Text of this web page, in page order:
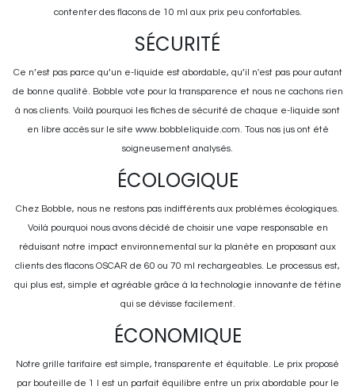
contenter des flacons de 10 ml aux prix peu confortables.
SÉCURITÉ
Ce n’est pas parce qu’un e-liquide est abordable, qu’il n'est pas pour autant
de bonne qualité. Bobble vote pour la transparence et nous ne cachons rien
à nos clients. Voilà pourquoi les fiches de sécurité de chaque e-liquide sont
en libre accès sur le site www.bobbleliquide.com. Tous nos jus ont été
soigneusement analysés.
ÉCOLOGIQUE
Chez Bobble, nous ne restons pas indifférents aux problèmes écologiques.
Voilà pourquoi nous avons décidé de choisir une vape responsable en
réduisant notre impact environnemental sur la planète en proposant aux
clients des flacons OSCAR de 60 ou 70 ml rechargeables. Le processus est,
qui plus est, simple et agréable grâce à la technologie innovante de tétine
qui se dévisse facilement.
ÉCONOMIQUE
Notre grille tarifaire est simple, transparente et équitable. Le prix proposé
par bouteille de 1 l est un parfait équilibre entre un prix abordable pour le